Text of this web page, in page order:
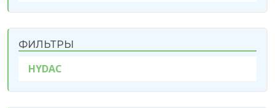
ФИЛЬТРЫ
HYDAC